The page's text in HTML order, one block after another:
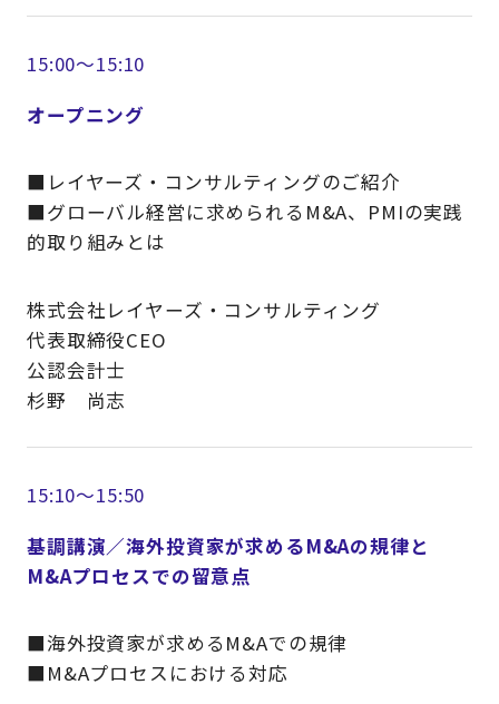
15:00～15:10
オープニング
■レイヤーズ・コンサルティングのご紹介
■グローバル経営に求められるM&A、PMIの実践
的取り組みとは
株式会社レイヤーズ・コンサルティング
代表取締役CEO
公認会計士
杉野 尚志
15:10～15:50
基調講演／海外投資家が求めるM&Aの規律と
M&Aプロセスでの留意点
■海外投資家が求めるM&Aでの規律
■M&Aプロセスにおける対応